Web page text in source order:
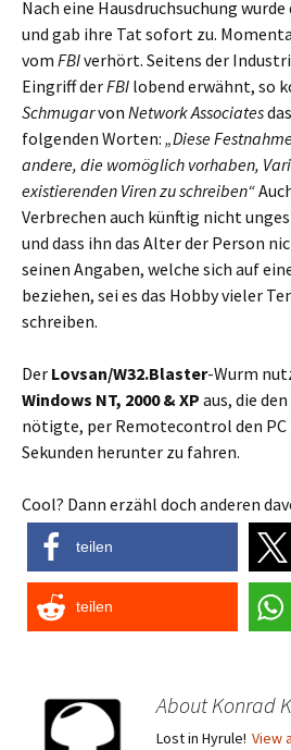
Nach eine Hausdruchsuchung
und gab ihre Tat sofort zu.
vom FBIverhört. Seitens der
Eingriff derFBI lobend erwähnt, so
Schmugarvon Network Associates
folgenden Worten: „Diese
andere, die womöglich vorhaben,
existierenden Viren zu schreiben“
Verbrechen auch künftig nicht
und dass ihn das Alter der Person
seinen Angaben, welche sich auf
beziehen, sei es das Hobby vieler
schreiben.
Der Lovsan/W32.Blaster-Wurm
Windows NT, 2000 & XP aus, die
nötigte, per Remotecontrol den PC
Sekunden herunter zu fahren.
Cool? Dann erzähl doch anderen
teilen
teilen
About Konrad
Lost in Hyrule! View